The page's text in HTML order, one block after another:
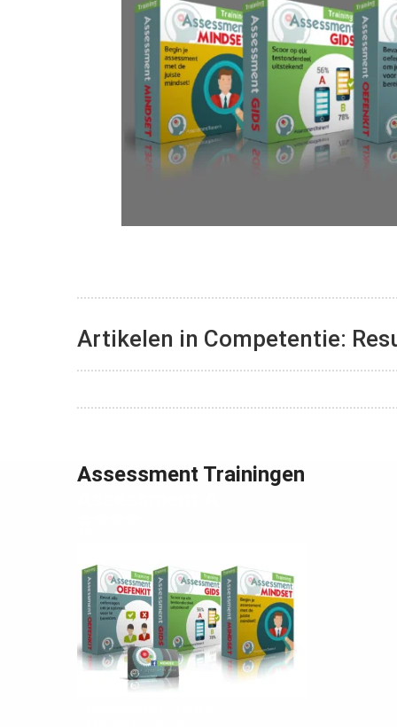
Artikelen in Competentie:
Assessment Trainingen